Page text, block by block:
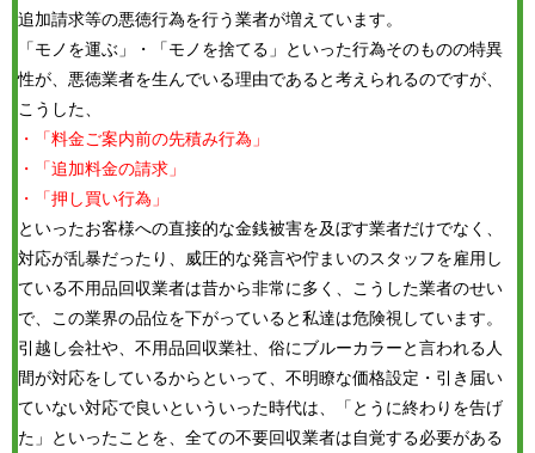
追加請求等の悪徳行為を行う業者が増えています。
「モノを運ぶ」・「モノを捨てる」といった行為そのものの特異
性が、悪徳業者を生んでいる理由であると考えられるのですが、
こうした、
・「料金ご案内前の先積み行為」
・「追加料金の請求」
・「押し買い行為」
といったお客様への直接的な金銭被害を及ぼす業者だけでなく、
対応が乱暴だったり、威圧的な発言や佇まいのスタッフを雇用し
ている不用品回収業者は昔から非常に多く、こうした業者のせい
で、この業界の品位を下がっていると私達は危険視しています。
引越し会社や、不用品回収業社、俗にブルーカラーと言われる人
間が対応をしているからといって、不明瞭な価格設定・引き届い
ていない対応で良いといういった時代は、「とうに終わりを告げ
た」といったことを、全ての不要回収業者は自覚する必要がある